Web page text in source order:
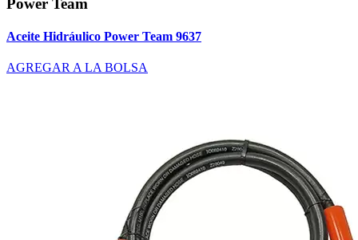
Aceite Hidráulico Power Team 9637
AGREGAR A LA BOLSA